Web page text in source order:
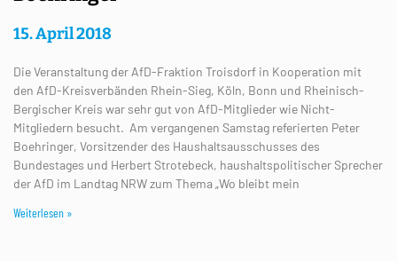
15. April 2018
Die Veranstaltung der AfD-Fraktion Troisdorf in Kooperation mit
den AfD-Kreisverbänden Rhein-Sieg, Köln, Bonn und Rheinisch-
Bergischer Kreis war sehr gut von AfD-Mitglieder wie Nicht-
Mitgliedern besucht. Am vergangenen Samstag referierten Peter
Boehringer, Vorsitzender des Haushaltsausschusses des
Bundestages und Herbert Strotebeck, haushaltspolitischer Sprecher
der AfD im Landtag NRW zum Thema „Wo bleibt mein
Weiterlesen »